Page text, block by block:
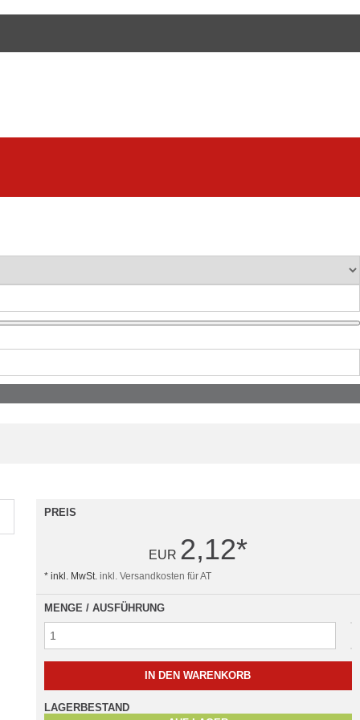
PREIS
EUR 2,12*
* inkl. MwSt. inkl. Versandkosten für AT
MENGE / AUSFÜHRUNG
LAGERBESTAND